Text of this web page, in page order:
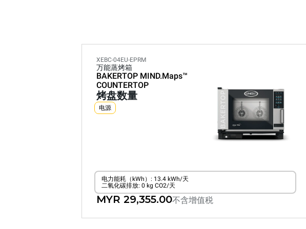
XEBC-04EU-EPRM
万能蒸烤箱
BAKERTOP MIND.Maps™
COUNTERTOP
烤盘数量
电源
电力能耗（kWh）: 13.4 kWh/天
二氧化碳排放: 0 kg CO2/天
MYR 29,355.00不含增值税